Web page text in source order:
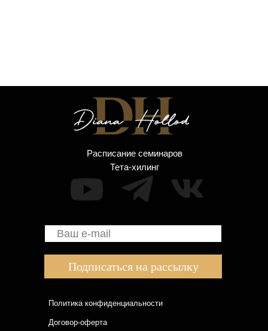
Расписание семинаров
Тета-хилинг
Договор-оферта
Политика конфиденциальности
Подписаться на рассылку